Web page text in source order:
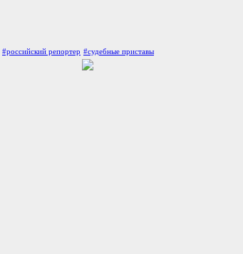
#российский репортер #судебные приставы